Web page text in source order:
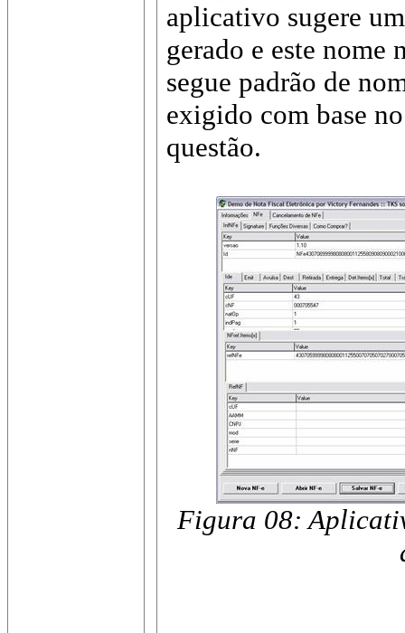
aplicativo sugere
gerado e este nome
segue padrão de
exigido com base
questão.
Figura 08: